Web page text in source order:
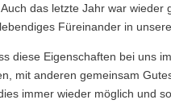
das letzte Jahr war
Füreinander in
diese Eigenschaften bei uns
mit anderen gemeinsam
immer wieder möglich und